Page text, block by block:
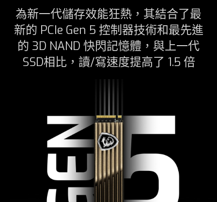
為新一代儲存效能狂熱，其結合了最
新的 PCIe Gen 5 控制器技術和最先進
的 3D NAND 快閃記憶體，與上一代
SSD相比，讀/寫速度提高了 1.5 倍